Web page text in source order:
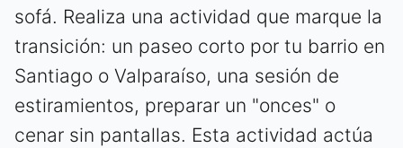
sofá. Realiza una actividad que marque la
transición: un paseo corto por tu barrio en
Santiago o Valparaíso, una sesión de
estiramientos, preparar un "onces" o
cenar sin pantallas. Esta actividad actúa